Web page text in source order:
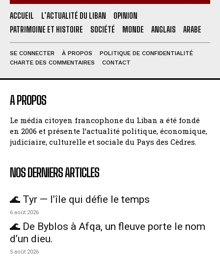
ACCUEIL L’ACTUALITÉ DU LIBAN
OPINION
PATRIMOINE ET HISTOIRE
SOCIÉTÉ MONDE ANGLAIS ARABE
SE CONNECTER À PROPOS
POLITIQUE DE CONFIDENTIALITÉ
CHARTE DES COMMENTAIRES
CONTACT
A PROPOS
Le média citoyen francophone du Liban a été fondé
en 2006 et présente l’actualité politique, économique,
judiciaire, culturelle et sociale du Pays des Cèdres.
NOS DERNIERS ARTICLES
🌊 Tyr — l’île qui défie le temps
6 août 2026
🌊 De Byblos à Afqa, un fleuve porte le nom
d’un dieu.
5 août 2026